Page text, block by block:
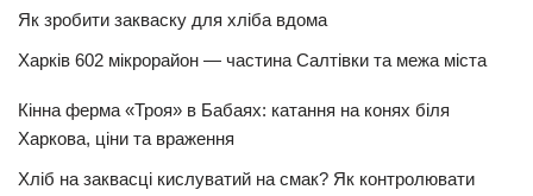
Як зробити закваску для хліба вдома
Харків 602 мікрорайон — частина Салтівки та межа міста
Кінна ферма «Троя» в Бабаях: катання на конях біля
Харкова, ціни та враження
Хліб на заквасці кислуватий на смак? Як контролювати